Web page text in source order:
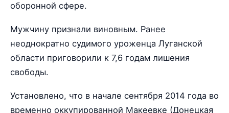
оборонной сфере.
Мужчину признали виновным. Ранее
неоднократно судимого уроженца Луганской
области приговорили к 7,6 годам лишения
свободы.
Установлено, что в начале сентября 2014 года во
временно оккупированной Макеевке (Донецкая